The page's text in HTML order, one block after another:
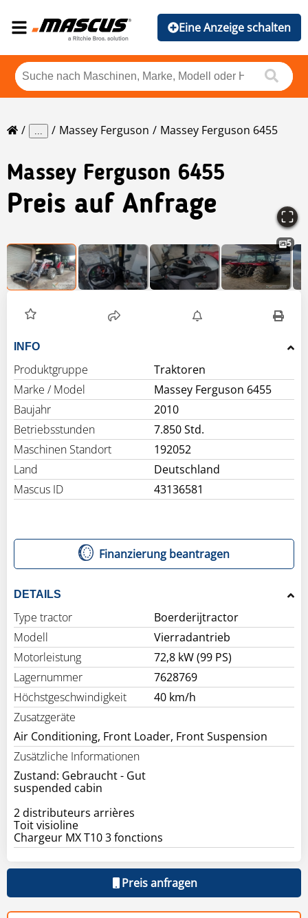
Eine Anzeige schalten
... Massey Ferguson Massey Ferguson 6455
Massey Ferguson 6455
Preis auf Anfrage
5
INFO
Produktgruppe
Traktoren
Marke / Model
Massey Ferguson 6455
Baujahr
2010
Betriebsstunden
7.850 Std.
Maschinen Standort
192052
Land
Deutschland
Mascus ID
43136581
Finanzierung beantragen
DETAILS
Type tractor
Boerderijtractor
Modell
Vierradantrieb
Motorleistung
72,8 kW (99 PS)
Lagernummer
7628769
Höchstgeschwindigkeit
40 km/h
Zusatzgeräte
Air Conditioning, Front Loader, Front Suspension
Zusätzliche Informationen
Zustand: Gebraucht - Gut
suspended cabin
2 distributeurs arrières
Toit visioline
Chargeur MX T10 3 fonctions
Preis anfragen